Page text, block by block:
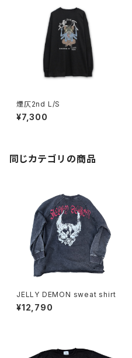
煙仄2nd L/S
¥7,300
同じカテゴリの商品
JELLY DEMON sweat shirt
¥12,790